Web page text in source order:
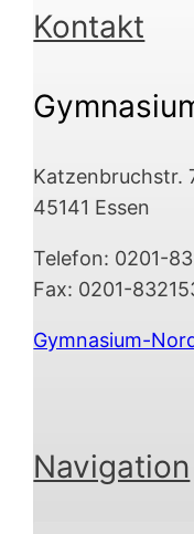
Kontakt
Katzenbruchstr.
45141 Essen
Telefon: 0201-
Fax: 0201-
Gymnasium-
Navigation